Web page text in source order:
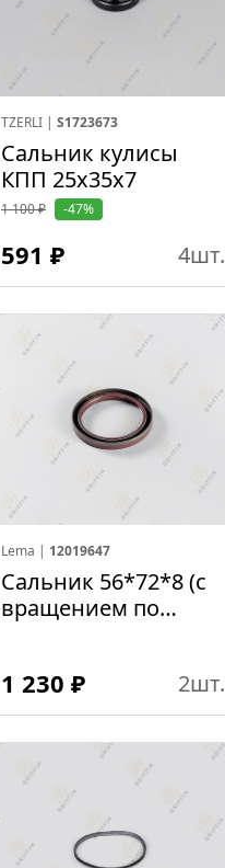
TZERLI | S1723673
Сальник кулисы
КПП 25x35x7
1 100 ₽ -47%
591 ₽ 4шт.
Lema | 12019647
Сальник 56*72*8 (с
вращением по
1 230 ₽ 2шт.